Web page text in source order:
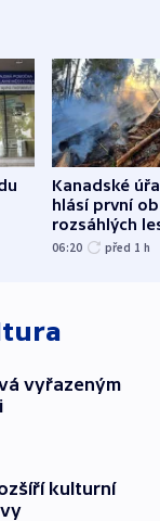
Kanadské
hlásí první
rozsáhlých
požárů
06:20 před 1 h
vyřazeným
kulturní